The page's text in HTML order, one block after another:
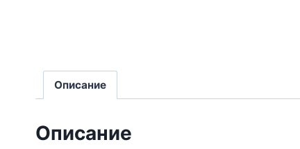
Описание
Описание